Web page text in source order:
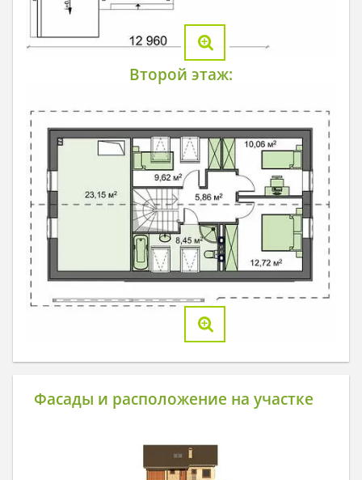
Второй этаж:
Фасады и расположение на участке